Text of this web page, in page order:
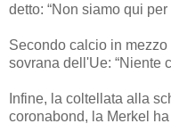
detto: “Non siamo qui
Secondo calcio in
sovrana dell'Ue: “Niente
Infine, la coltellata alla
coronabond, la Merkel ha